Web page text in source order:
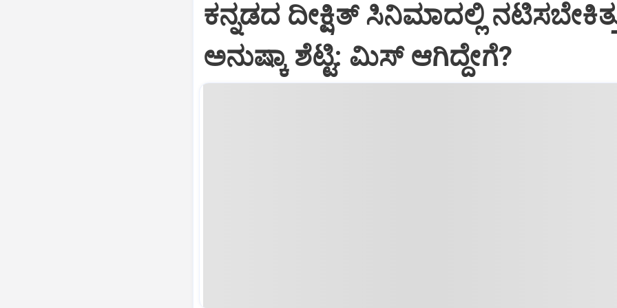
ಕನ್ನಡದ ದೀಕ್ಷಿತ್‌ ಸಿನಿಮಾದಲ್ಲಿ
ಅನುಷ್ಕಾ ಶೆಟ್ಟಿ: ಮಿಸ್‌ ಆಗಿದ್ದೇಗೆ?